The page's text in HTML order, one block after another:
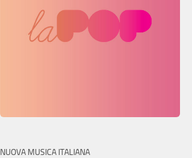
NUOVA MUSICA ITALIANA